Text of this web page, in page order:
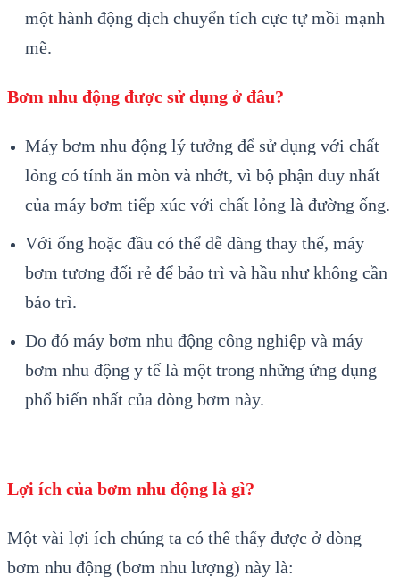
một hành động dịch chuyển tích cực tự mồi mạnh
mẽ.
Bơm nhu động được sử dụng ở đâu?
Máy bơm nhu động lý tưởng để sử dụng với chất
lỏng có tính ăn mòn và nhớt, vì bộ phận duy nhất
của máy bơm tiếp xúc với chất lỏng là đường ống.
Với ống hoặc đầu có thể dễ dàng thay thế, máy
bơm tương đối rẻ để bảo trì và hầu như không cần
bảo trì.
Do đó máy bơm nhu động công nghiệp và máy
bơm nhu động y tế là một trong những ứng dụng
phổ biến nhất của dòng bơm này.
Lợi ích của bơm nhu động là gì?
Một vài lợi ích chúng ta có thể thấy được ở dòng
bơm nhu động (bơm nhu lượng) này là: